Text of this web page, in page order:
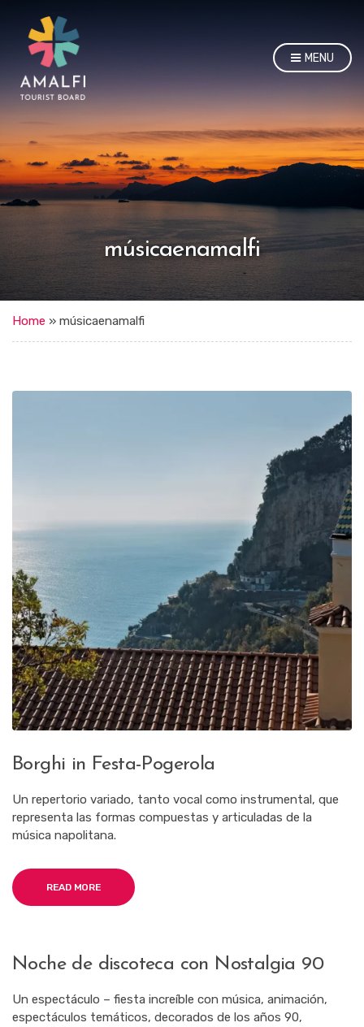
MENU
músicaenamalfi
Home » músicaenamalfi
Borghi in Festa-Pogerola
Un repertorio variado, tanto vocal como instrumental, que
representa las formas compuestas y articuladas de la
música napolitana.
READ MORE
Noche de discoteca con Nostalgia 90
Un espectáculo – fiesta increíble con música, animación,
espectáculos temáticos, decorados de los años 90,